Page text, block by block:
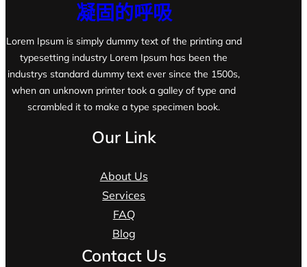
凝固的呼吸
Lorem Ipsum is simply dummy text of the printing and
typesetting industry Lorem Ipsum has been the
industrys standard dummy text ever since the 1500s,
when an unknown printer took a galley of type and
scrambled it to make a type specimen book.
Our Link
About Us
Services
FAQ
Blog
Contact Us